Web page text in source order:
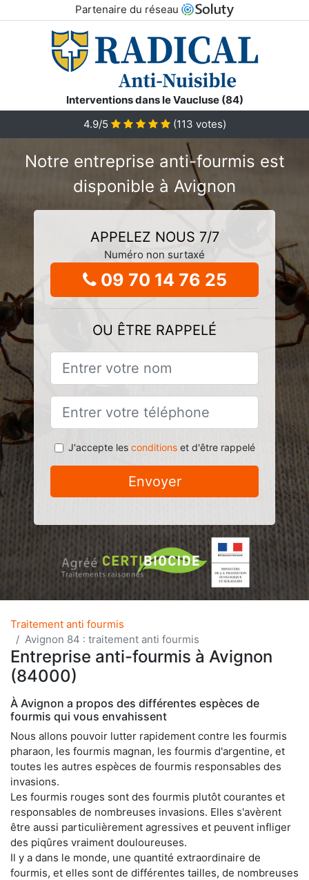
Partenaire du réseau
Interventions dans le Vaucluse (84)
4.9/5
(113 votes)
Notre entreprise anti-fourmis est
disponible à Avignon
APPELEZ NOUS 7/7
Numéro non surtaxé
09 70 14 76 25
OU ÊTRE RAPPELÉ
J'accepte les conditionset d'être rappelé
Envoyer
Traitement anti fourmis
Avignon 84 : traitement anti fourmis
Entreprise anti-fourmis à Avignon
(84000)
À Avignon a propos des différentes espèces de
fourmis qui vous envahissent
Nous allons pouvoir lutter rapidement contre les fourmis
pharaon, les fourmis magnan, les fourmis d'argentine, et
toutes les autres espèces de fourmis responsables des
invasions.
Les fourmis rouges sont des fourmis plutôt courantes et
responsables de nombreuses invasions. Elles s'avèrent
être aussi particulièrement agressives et peuvent infliger
des piqûres vraiment douloureuses.
Il y a dans le monde, une quantité extraordinaire de
fourmis, et elles sont de différentes tailles, de nombreuses